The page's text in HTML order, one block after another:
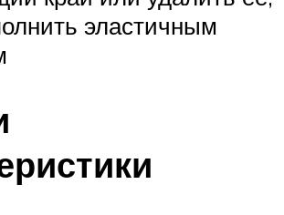
эластичным